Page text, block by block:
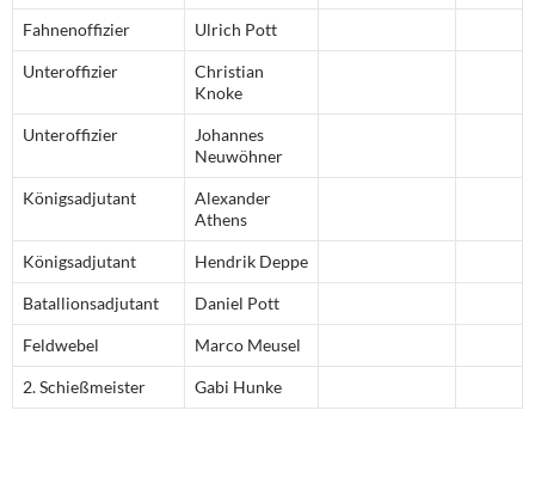
Fahnenoffizier Ulrich Pott
Unteroffizier
Christian
Knoke
Unteroffizier
Johannes
Neuwöhner
Königsadjutant
Alexander
Athens
Königsadjutant Hendrik Deppe
Batallionsadjutant Daniel Pott
Feldwebel Marco Meusel
2. Schießmeister Gabi Hunke